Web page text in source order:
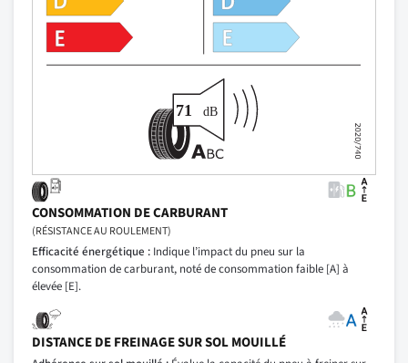
CONSOMMATION DE CARBURANT
(RÉSISTANCE AU ROULEMENT)
Efficacité énergétique : Indique l’impact du pneu sur la
consommation de carburant, noté de consommation faible [A] à
élevée [E].
DISTANCE DE FREINAGE SUR SOL MOUILLÉ